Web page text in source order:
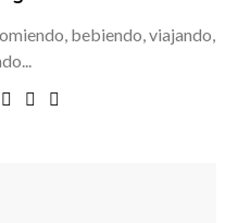
bebiendo, viajando,